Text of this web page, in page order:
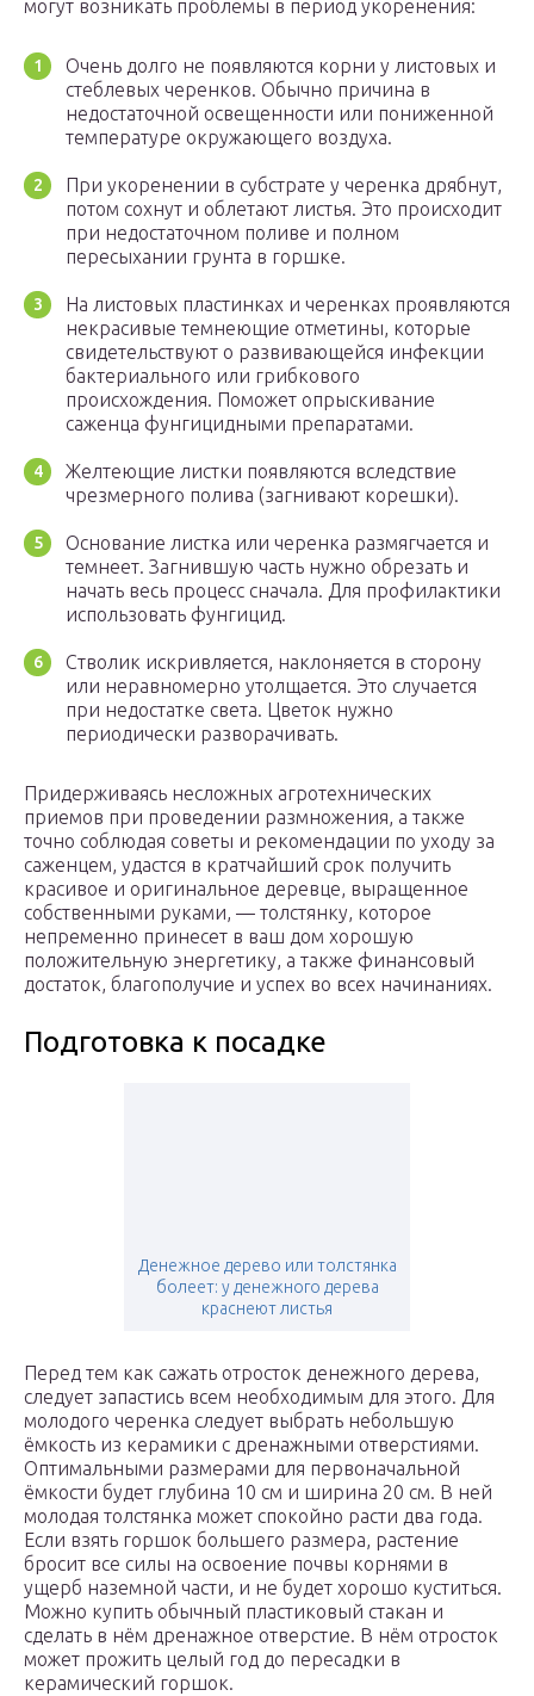
могут возникать проблемы в период укоренения:
Очень долго не появляются корни у листовых и
стеблевых черенков. Обычно причина в
недостаточной освещенности или пониженной
температуре окружающего воздуха.
При укоренении в субстрате у черенка дрябнут,
потом сохнут и облетают листья. Это происходит
при недостаточном поливе и полном
пересыхании грунта в горшке.
На листовых пластинках и черенках проявляются
некрасивые темнеющие отметины, которые
свидетельствуют о развивающейся инфекции
бактериального или грибкового
происхождения. Поможет опрыскивание
саженца фунгицидными препаратами.
Желтеющие листки появляются вследствие
чрезмерного полива (загнивают корешки).
Основание листка или черенка размягчается и
темнеет. Загнившую часть нужно обрезать и
начать весь процесс сначала. Для профилактики
использовать фунгицид.
Стволик искривляется, наклоняется в сторону
или неравномерно утолщается. Это случается
при недостатке света. Цветок нужно
периодически разворачивать.
Придерживаясь несложных агротехнических
приемов при проведении размножения, а также
точно соблюдая советы и рекомендации по уходу за
саженцем, удастся в кратчайший срок получить
красивое и оригинальное деревце, выращенное
собственными руками, — толстянку, которое
непременно принесет в ваш дом хорошую
положительную энергетику, а также финансовый
достаток, благополучие и успех во всех начинаниях.
Подготовка к посадке
Денежное дерево или толстянка
болеет: у денежного дерева
краснеют листья
Перед тем как сажать отросток денежного дерева,
следует запастись всем необходимым для этого. Для
молодого черенка следует выбрать небольшую
ёмкость из керамики с дренажными отверстиями.
Оптимальными размерами для первоначальной
ёмкости будет глубина 10 см и ширина 20 см. В ней
молодая толстянка может спокойно расти два года.
Если взять горшок большего размера, растение
бросит все силы на освоение почвы корнями в
ущерб наземной части, и не будет хорошо куститься.
Можно купить обычный пластиковый стакан и
сделать в нём дренажное отверстие. В нём отросток
может прожить целый год до пересадки в
керамический горшок.